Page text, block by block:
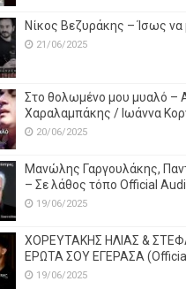
Νίκος Βεζυράκης – Ίσως
21/06/2025
Στο θολωμένο μου μυαλό –
Χαραλαμπάκης / Ιωάννα
20/06/2025
Μανώλης Γαργουλάκης,
– Σε λάθος τόπο Official
19/06/2025
ΧΟΡΕΥΤΑΚΗΣ ΗΛΙΑΣ &
ΕΡΩΤΑ ΣΟΥ ΕΓΕΡΑΣΑ
19/06/2025